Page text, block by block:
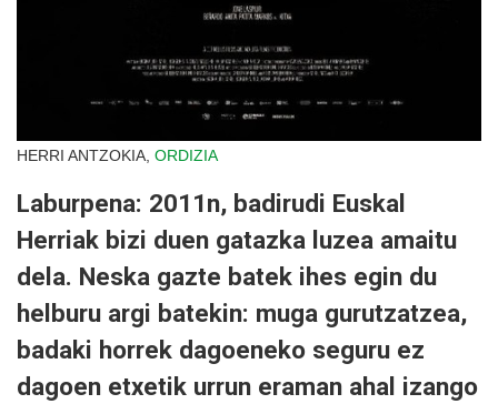
HERRI ANTZOKIA, ORDIZIA
Laburpena: 2011n, badirudi Euskal
Herriak bizi duen gatazka luzea amaitu
dela. Neska gazte batek ihes egin du
helburu argi batekin: muga gurutzatzea,
badaki horrek dagoeneko seguru ez
dagoen etxetik urrun eraman ahal izango